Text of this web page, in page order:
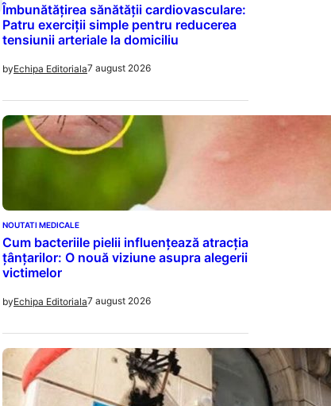
Îmbunătățirea sănătății cardiovasculare:
Patru exerciții simple pentru reducerea
tensiunii arteriale la domiciliu
byEchipa Editoriala7 august 2026
NOUTATI MEDICALE
Cum bacteriile pielii influențează atracția
țânțarilor: O nouă viziune asupra alegerii
victimelor
byEchipa Editoriala7 august 2026